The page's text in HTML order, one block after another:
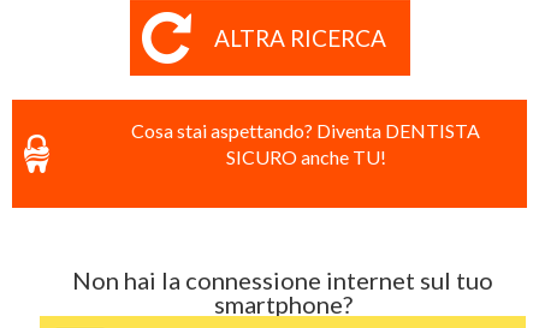
ALTRA RICERCA
Cosa stai aspettando? Diventa DENTISTA
SICURO anche TU!
Non hai la connessione internet sul tuo
smartphone?